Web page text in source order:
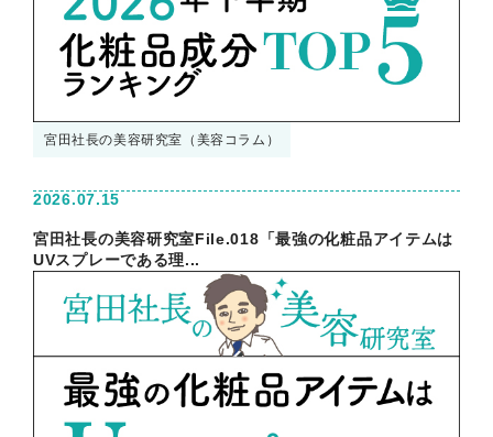
宮田社長の美容研究室（美容コラム）
2026.07.15
宮田社長の美容研究室File.018「最強の化粧品アイテムは
UVスプレーである理...